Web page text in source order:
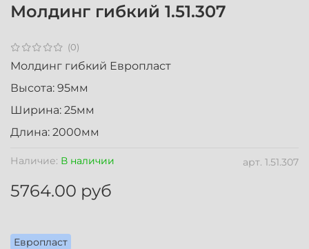
(0)
арт. 1.51.307
Наличие: В наличии
Европласт
Молдинг гибкий 1.51.307
5764.00 руб
Молдинг гибкий Европласт
Высота: 95мм
Ширина: 25мм
Длина: 2000мм